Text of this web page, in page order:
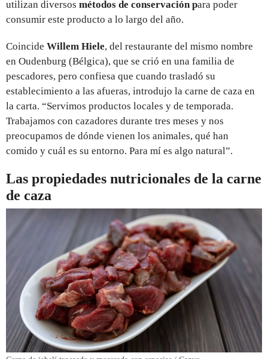
utilizan diversos métodos de conservación para poder
consumir este producto a lo largo del año.
Coincide Willem Hiele, del restaurante del mismo nombre
en Oudenburg (Bélgica), que se crió en una familia de
pescadores, pero confiesa que cuando trasladó su
establecimiento a las afueras, introdujo la carne de caza en
la carta. “Servimos productos locales y de temporada.
Trabajamos con cazadores durante tres meses y nos
preocupamos de dónde vienen los animales, qué han
comido y cuál es su entorno. Para mí es algo natural”.
Las propiedades nutricionales de la carne
de caza